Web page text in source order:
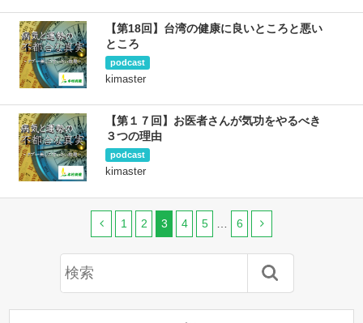
【第18回】台湾の健康に良いところと悪い
ところ
podcast
kimaster
【第１７回】お医者さんが気功をやるべき
３つの理由
podcast
kimaster
1 2 3 4 5 6